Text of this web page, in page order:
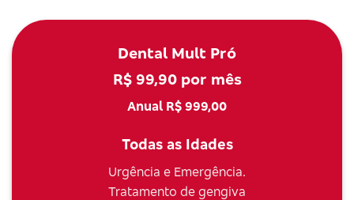
Dental Mult Pró
R$ 99,90 por mês
Anual R$ 999,00
Todas as Idades
Urgência e Emergência.
Tratamento de gengiva